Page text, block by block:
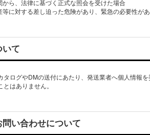
ら、法律に基づく正式な照会を受けた場合
に対する差し迫った危険があり、緊急の必要性が
て
タログやDMの送付にあたり、発送業者へ個人情報
はありません。
い合わせについて